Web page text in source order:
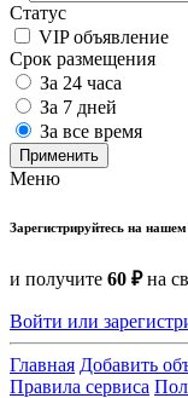
Статус
VIP объявление
Срок размещения
За 24 часа
За 7 дней
За все время
Применить
Меню
Зарегистрируйтесь на нашем
и получите 60 ₽на
Войти или
Главная Добавить
Правила сервиса